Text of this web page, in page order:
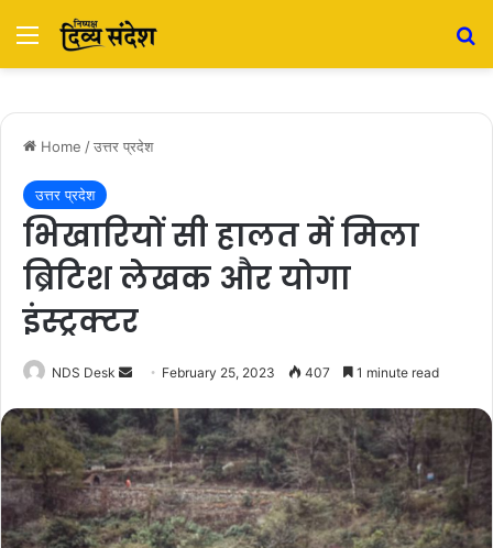
Menu
Home /उत्तर प्रदेश
उत्तर प्रदेश
भिखारियों सी हालत में मिला
ब्रिटिश लेखक और योगा
इंस्ट्रक्टर
NDS Desk
n
d
a
n
e
February 25, 2023 407 1 minute read